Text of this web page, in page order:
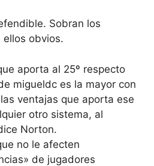
Sobran los
ellos obvios.
aporta al 25º respecto
migueldc es la mayor con
ventajas que aporta ese
otro sistema, al
Norton.
no le afecten
de jugadores